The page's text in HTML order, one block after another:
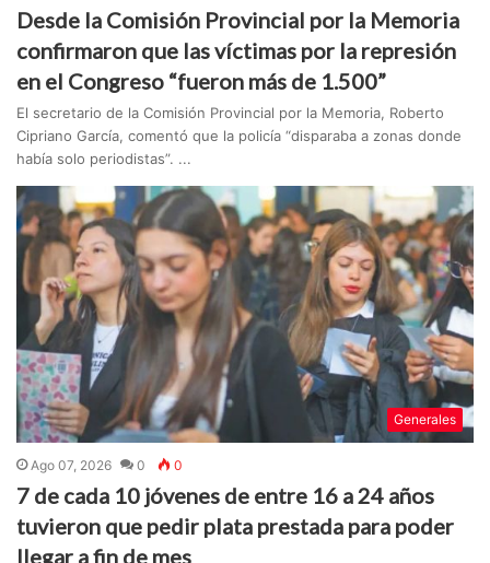
Desde la Comisión Provincial por la Memoria
confirmaron que las víctimas por la represión
en el Congreso “fueron más de 1.500”
El secretario de la Comisión Provincial por la Memoria, Roberto
Cipriano García, comentó que la policía “disparaba a zonas donde
había solo periodistas”. ...
Generales
Ago 07, 2026 0 0
7 de cada 10 jóvenes de entre 16 a 24 años
tuvieron que pedir plata prestada para poder
llegar a fin de mes